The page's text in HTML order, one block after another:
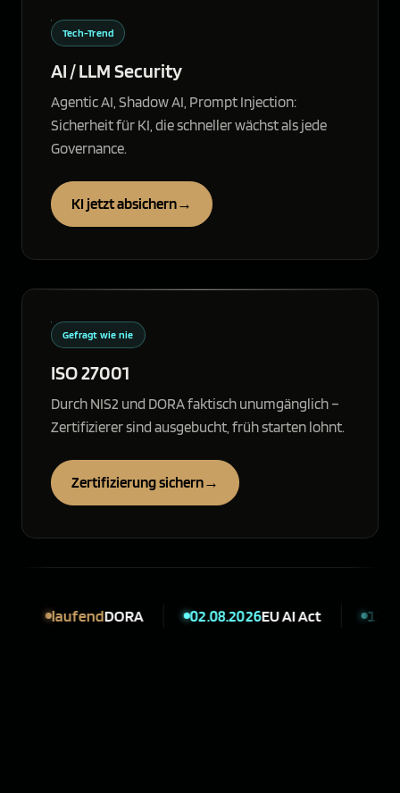
Tech-Trend
AI / LLM Security
Agentic AI, Shadow AI, Prompt Injection:
Sicherheit für KI, die schneller wächst als jede
Governance.
KI jetzt absichern→
Gefragt wie nie
ISO 27001
Durch NIS2 und DORA faktisch unumgänglich –
Zertifizierer sind ausgebucht, früh starten lohnt.
Zertifizierung sichern→
laufendDORA 02.08.2026EU AI Act